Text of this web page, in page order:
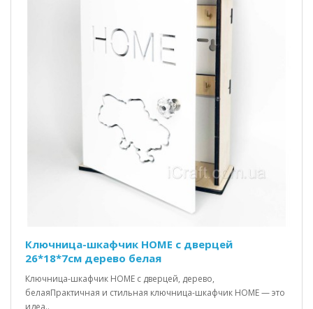
Ключница-шкафчик HOME c дверцей
26*18*7см дерево белая
Ключница-шкафчик HOME с дверцей, дерево,
белаяПрактичная и стильная ключница-шкафчик HOME — это
идеа..